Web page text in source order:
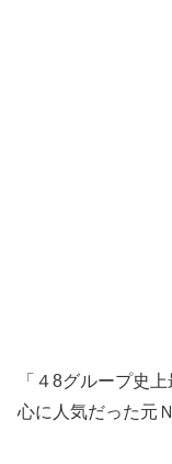
「４8グループ史
心に人気だった元